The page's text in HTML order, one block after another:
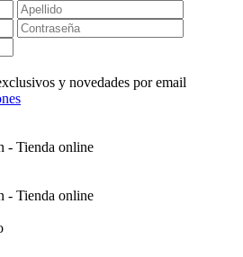
y novedades por email